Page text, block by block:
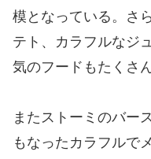
模となっている。さ
テト、カラフルなジ
気のフードもたくさん
またストーミのバー
もなったカラフルで